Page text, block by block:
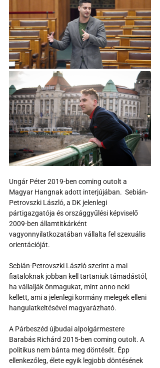
Ungár Péter 2019-ben coming outolt a
Magyar Hangnak adott interjújában.  Sebián-
Petrovszki László, a DK jelenlegi
pártigazgatója és országgyűlési képviselő
2009-ben államtitkárként
vagyonnyilatkozatában vállalta fel szexuális
orientációját.
Sebián-Petrovszki László szerint a mai
fiataloknak jobban kell tartaniuk támadástól,
ha vállalják önmagukat, mint anno neki
kellett, ami a jelenlegi kormány melegek elleni
hangulatkeltésével magyarázható.
A Párbeszéd újbudai alpolgármestere
Barabás Richárd 2015-ben coming outolt. A
politikus nem bánta meg döntését. Épp
ellenkezőleg, élete egyik legjobb döntésének